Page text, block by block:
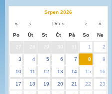
Srpen 2026
« ‹ Dnes › »
Po Út St Čt Pá So Ne
27 29 30 31 1 2
3 4 5 6 7 8 9
10 11 12 13 14 15 16
17 18 19 20 21 22 23